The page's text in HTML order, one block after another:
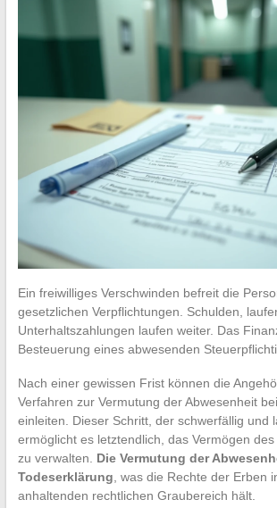
Ein freiwilliges Verschwinden befreit die
gesetzlichen Verpflichtungen. Schulden,
Unterhaltszahlungen laufen weiter. Das
Besteuerung eines abwesenden
Nach einer gewissen Frist können die
Verfahren zur Vermutung der Abwesenheit
einleiten. Dieser Schritt, der schwerfällig und
ermöglicht es letztendlich, das Vermögen
zu verwalten. Die Vermutung der
Todeserklärung, was die Rechte der Erben
anhaltenden rechtlichen Graubereich hält.